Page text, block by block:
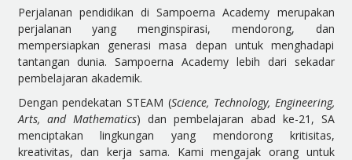
Perjalanan pendidikan di Sampoerna Academy merupakan
perjalanan yang menginspirasi, mendorong, dan
mempersiapkan generasi masa depan untuk menghadapi
tantangan dunia. Sampoerna Academy lebih dari sekadar
pembelajaran akademik.
Dengan pendekatan STEAM (Science, Technology, Engineering,
Arts, and Mathematics) dan pembelajaran abad ke-21, SA
menciptakan lingkungan yang mendorong kritisitas,
kreativitas, dan kerja sama. Kami mengajak orang untuk